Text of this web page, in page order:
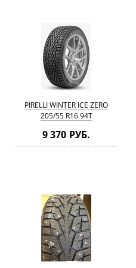
PIRELLI WINTER ICE ZERO
205/55 R16 94T
9 370 РУБ.